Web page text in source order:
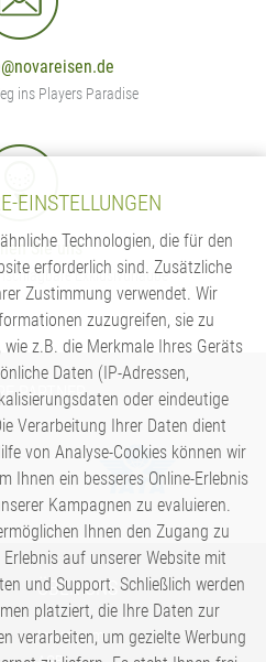
ins Players Paradise
Sie uns
Exklusivurlaube
PARTNER
ÜBER UNS
Impressum
EINSTELLUNGEN
Technologien, die für den
erforderlich sind. Zusätzliche
Zustimmung verwendet. Wir
zuzugreifen, sie zu
z.B. die Merkmale Ihres Geräts
Daten (IP-Adressen,
oder eindeutige
Verarbeitung Ihrer Daten dient
von Analyse-Cookies können wir
Ihnen ein besseres Online-Erlebnis
Kampagnen zu evaluieren.
Ihnen den Zugang zu
auf unserer Website mit
und Support. Schließlich werden
platziert, die Ihre Daten zur
verarbeiten, um gezielte Werbung